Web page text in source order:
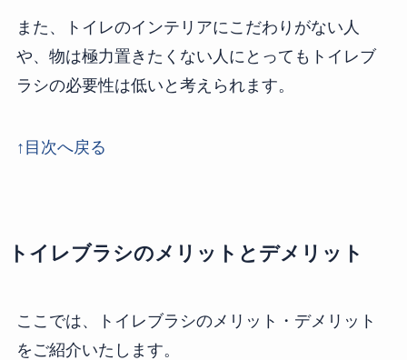
また、トイレのインテリアにこだわりがない人
や、物は極力置きたくない人にとってもトイレブ
ラシの必要性は低いと考えられます。
↑目次へ戻る
トイレブラシのメリットとデメリット
ここでは、トイレブラシのメリット・デメリット
をご紹介いたします。